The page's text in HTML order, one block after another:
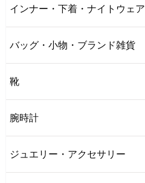
インナー・下着・ナイトウェア
バッグ・小物・ブランド雑貨
靴
腕時計
ジュエリー・アクセサリー